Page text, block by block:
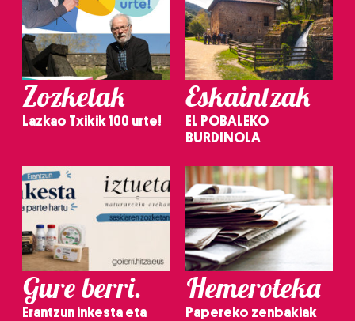
Zozketak
Lazkao Txikik 100 urte!
Eskaintzak
EL POBALEKO
BURDINOLA
Gure berri.
Erantzun inkesta eta
Hemeroteka
Papereko zenbakiak